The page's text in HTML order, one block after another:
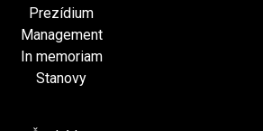
Prezídium
Management
In memoriam
Stanovy